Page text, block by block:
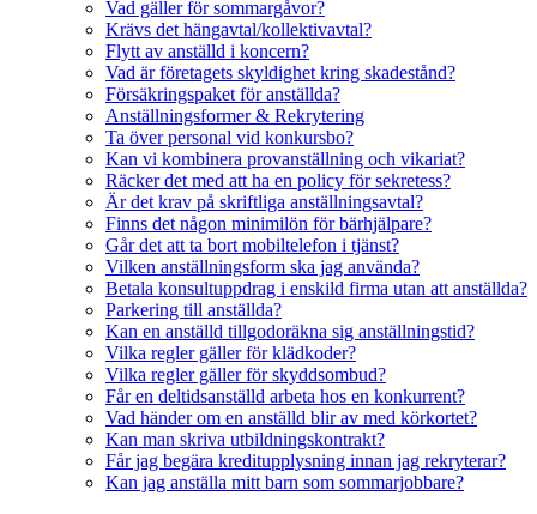
Vad gäller för sommargåvor?
Krävs det hängavtal/kollektivavtal?
Flytt av anställd i koncern?
Vad är företagets skyldighet kring skadestånd?
Försäkringspaket för anställda?
Anställningsformer & Rekrytering
Ta över personal vid konkursbo?
Kan vi kombinera provanställning och vikariat?
Räcker det med att ha en policy för sekretess?
Är det krav på skriftliga anställningsavtal?
Finns det någon minimilön för bärhjälpare?
Går det att ta bort mobiltelefon i tjänst?
Vilken anställningsform ska jag använda?
Betala konsultuppdrag i enskild firma utan att anställda?
Parkering till anställda?
Kan en anställd tillgodoräkna sig anställningstid?
Vilka regler gäller för klädkoder?
Vilka regler gäller för skyddsombud?
Får en deltidsanställd arbeta hos en konkurrent?
Vad händer om en anställd blir av med körkortet?
Kan man skriva utbildningskontrakt?
Får jag begära kreditupplysning innan jag rekryterar?
Kan jag anställa mitt barn som sommarjobbare?